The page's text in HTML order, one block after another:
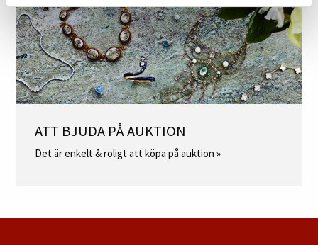
ATT BJUDA PÅ AUKTION
Det är enkelt & roligt att köpa på auktion »